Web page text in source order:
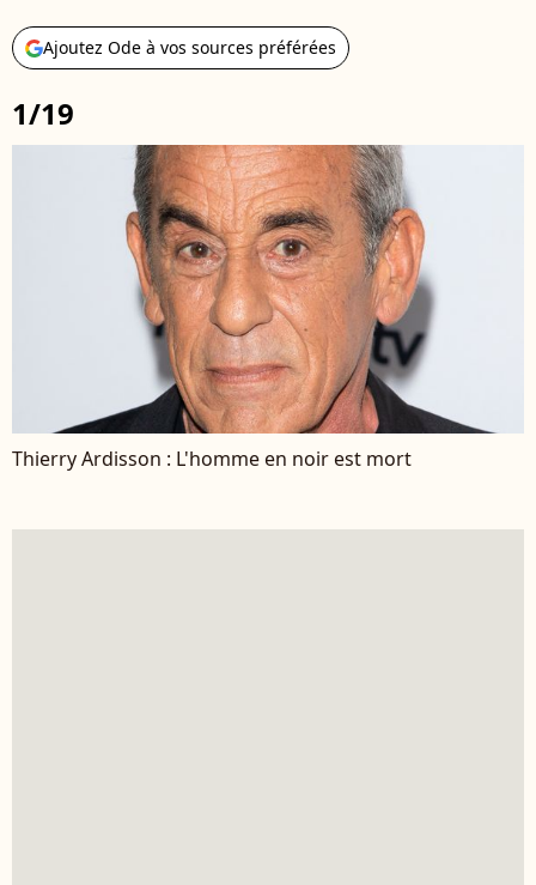
Ajoutez Ode à vos sources préférées
1/19
Thierry Ardisson : L'homme en noir est mort